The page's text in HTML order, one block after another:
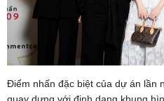
Điểm nhấn đặc biệt của dự án lần
quay dựng với định dạng khung